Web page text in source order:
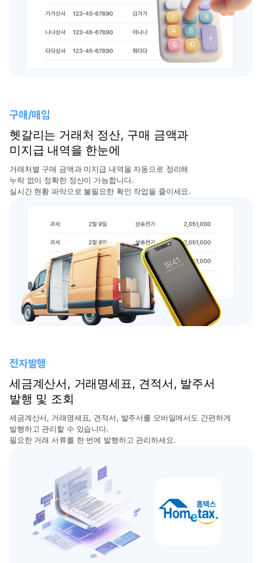
구매/매입
헷갈리는 거래처 정산, 구매 금액과
미지급 내역을 한눈에
거래처별 구매 금액과 미지급 내역을 자동으로 정리해
누락 없이 정확한 정산이 가능합니다.
실시간 현황 파악으로 불필요한 확인 작업을 줄이세요.
전자발행
세금계산서, 거래명세표, 견적서, 발주서
발행 및 조회
세금계산서, 거래명세표, 견적서, 발주서를 모바일에서도 간편하게
발행하고 관리할 수 있습니다.
필요한 거래 서류를 한 번에 발행하고 관리하세요.